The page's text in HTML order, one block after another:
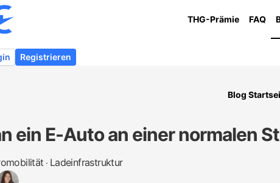
THG-Prämie FAQ
Registrieren
Blog
ein E-Auto an einer normalen
· Ladeinfrastruktur